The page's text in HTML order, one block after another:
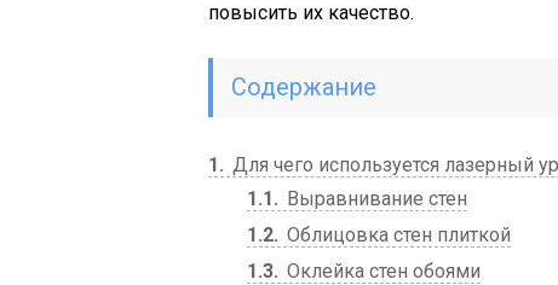
повысить их качество.
Содержание
1
Для чего используется лазерный
1.1
Выравнивание стен
1.2 Облицовка стен плиткой
1.3 Оклейка стен обоями